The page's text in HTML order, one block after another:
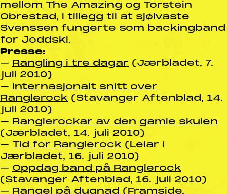
mellom The Amazing og Torstein
Obrestad, i tillegg til at sjølvaste
Svenssen fungerte som backingband
for Joddski.
Presse:
– Rangling i tre dagar (Jærbladet, 7.
juli 2010)
– Internasjonalt snitt over
Ranglerock (Stavanger Aftenblad, 14.
juli 2010)
– Ranglerockar av den gamle skulen
(Jærbladet, 14. juli 2010)
– Tid for Ranglerock (Leiar i
Jærbladet, 16. juli 2010)
– Oppdag band på Ranglerock
(Stavanger Aftenblad, 16. juli 2010)
– Rangel på dugnad (Framside,